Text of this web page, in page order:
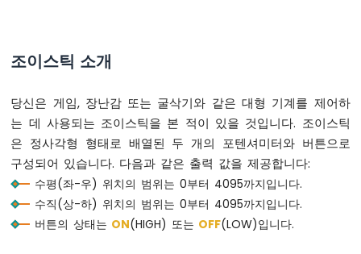
이
교
통
신
호
등
ESP32
마
조이스틱 소개
당신은 게임, 장난감 또는 굴삭기와 같은 대형 기계를 제어하
는 데 사용되는 조이스틱을 본 적이 있을 것입니다. 조이스틱
은 정사각형 형태로 배열된 두 개의 포텐셔미터와 버튼으로
구성되어 있습니다. 다음과 같은 출력 값을 제공합니다:
수평(좌-우) 위치의 범위는 0부터 4095까지입니다.
수직(상-하) 위치의 범위는 0부터 4095까지입니다.
버튼의 상태는 ON(HIGH) 또는 OFF(LOW)입니다.